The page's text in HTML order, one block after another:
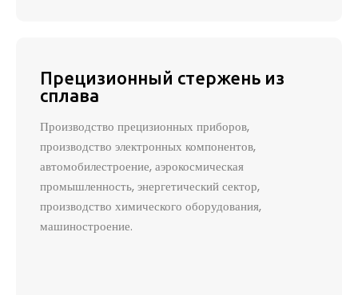
Прецизионный стержень из
сплава
Производство прецизионных приборов,
производство электронных компонентов,
автомобилестроение, аэрокосмическая
промышленность, энергетический сектор,
производство химического оборудования,
машиностроение.